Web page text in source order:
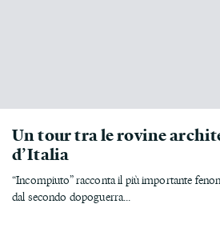
Un tour tra le rovine
d’Italia
“Incompiuto” racconta il più importante
dal secondo dopoguerra...